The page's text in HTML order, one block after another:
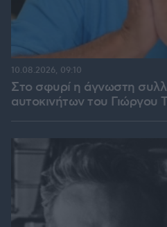
Στο σφυρί η άγνωστη
αυτοκινήτων του Γιώργου
10.08.2026, 09:10